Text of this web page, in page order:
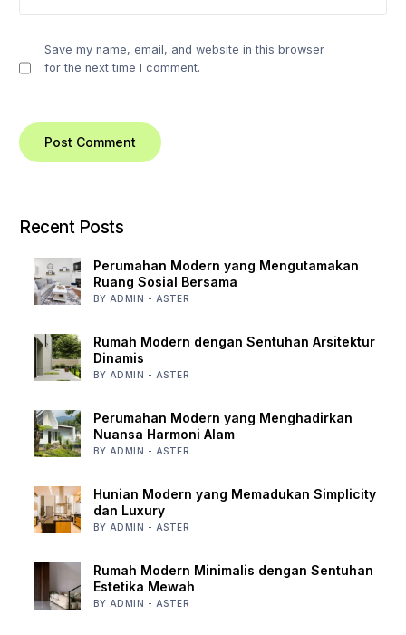
Save my name, email, and website in this browser
for the next time I comment.
Recent Posts
Perumahan Modern yang Mengutamakan
Ruang Sosial Bersama
BY ADMIN - ASTER
Rumah Modern dengan Sentuhan Arsitektur
Dinamis
BY ADMIN - ASTER
Perumahan Modern yang Menghadirkan
Nuansa Harmoni Alam
BY ADMIN - ASTER
Hunian Modern yang Memadukan Simplicity
dan Luxury
BY ADMIN - ASTER
Rumah Modern Minimalis dengan Sentuhan
Estetika Mewah
BY ADMIN - ASTER